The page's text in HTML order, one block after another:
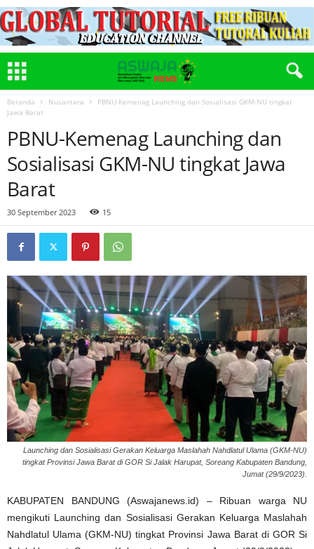
Beranda Nusantara
PBNU-Kemenag Launching dan Sosialisasi GKM-NU tingkat
Jawa Barat
PBNU-Kemenag Launching dan
Sosialisasi GKM-NU tingkat Jawa
Barat
30 September 2023 15
Launching dan Sosialisasi Gerakan Keluarga Maslahah Nahdlatul Ulama (GKM-NU)
tingkat Provinsi Jawa Barat di GOR Si Jalak Harupat, Soreang Kabupaten Bandung,
Jumat (29/9/2023).
KABUPATEN BANDUNG (Aswajanews.id) – Ribuan warga NU
mengikuti Launching dan Sosialisasi Gerakan Keluarga Maslahah
Nahdlatul Ulama (GKM-NU) tingkat Provinsi Jawa Barat di GOR Si